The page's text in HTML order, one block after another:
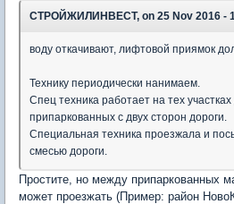
СТРОЙЖИЛИНВЕСТ, on 25 Nov 2016 -
воду откачивают, лифтовой приямок
Технику периодически нанимаем.
Спец техника работает на тех
припаркованных с двух сторон дороги.
Специальная техника проезжала и
смесью дороги.
Простите, но между припаркованных
может проезжать (Пример: район